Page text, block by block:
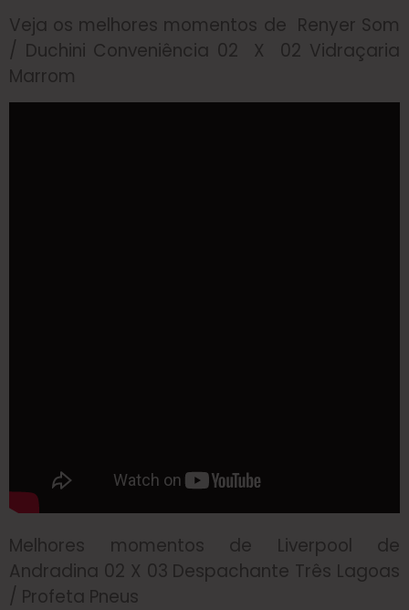
Veja os melhores momentos de Renyer Som
/ Duchini Conveniência 02 X 02 Vidraçaria
Marrom
Melhores momentos de Liverpool de
Andradina 02 X 03 Despachante Três Lagoas
/ Profeta Pneus